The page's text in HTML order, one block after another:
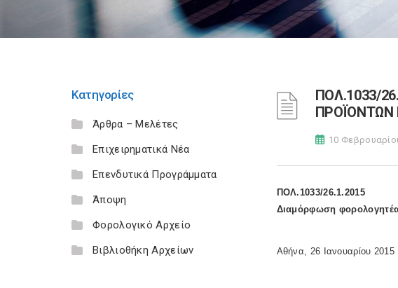
Κατηγορίες
Άρθρα – Μελέτες
Επιχειρηματικά Νέα
Επενδυτικά Προγράμματα
Άποψη
Φορολογικό Αρχείο
Βιβλιοθήκη Αρχείων
ΠΟΛ.1033/
ΠΡΟΪΟΝΤΩΝ
10
ΠΟΛ.1033/26.1.2015
Διαμόρφωση
Αθήνα, 26 Ιανουαρίου 2015